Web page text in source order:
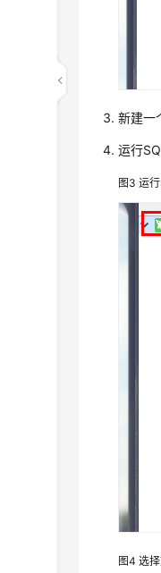
新建一
运行
图3运
图4选